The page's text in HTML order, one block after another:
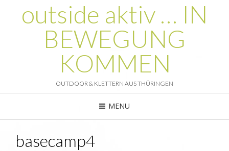
outside aktiv … IN
BEWEGUNG
KOMMEN
OUTDOOR & KLETTERN AUS THÜRINGEN
MENU
basecamp4